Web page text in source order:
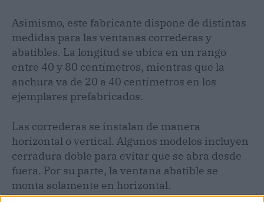
Asimismo, este fabricante dispone de distintas
medidas para las ventanas correderas y
abatibles. La longitud se ubica en un rango
entre 40 y 80 centímetros, mientras que la
anchura va de 20 a 40 centímetros en los
ejemplares prefabricados.
Las correderas se instalan de manera
horizontal o vertical. Algunos modelos incluyen
cerradura doble para evitar que se abra desde
fuera. Por su parte, la ventana abatible se
monta solamente en horizontal.